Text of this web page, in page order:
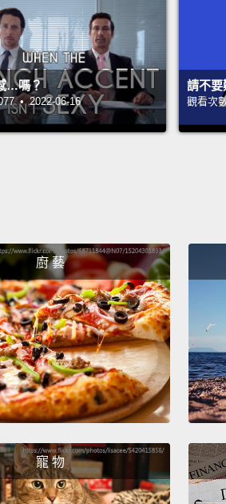
…嗎？
• 2022-06-16
請不要
觀看次
廚 藝
寵 物